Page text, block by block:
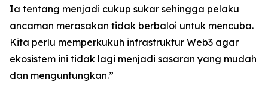
Ia tentang menjadi cukup sukar sehingga pelaku
ancaman merasakan tidak berbaloi untuk mencuba.
Kita perlu memperkukuh infrastruktur Web3 agar
ekosistem ini tidak lagi menjadi sasaran yang mudah
dan menguntungkan.”